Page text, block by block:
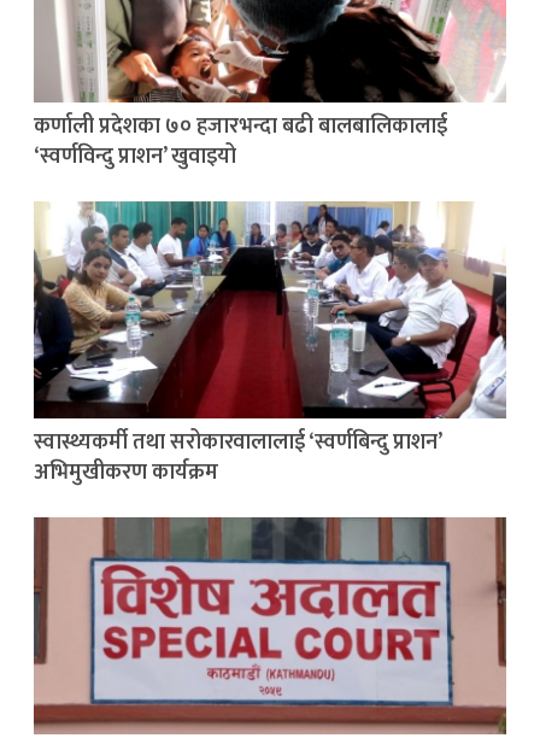
कर्णाली प्रदेशका ७० हजारभन्दा बढी बालबालिकालाई
‘स्वर्णविन्दु प्राशन’ खुवाइयो
स्वास्थ्यकर्मी तथा सरोकारवालालाई ‘स्वर्णबिन्दु प्राशन’
अभिमुखीकरण कार्यक्रम